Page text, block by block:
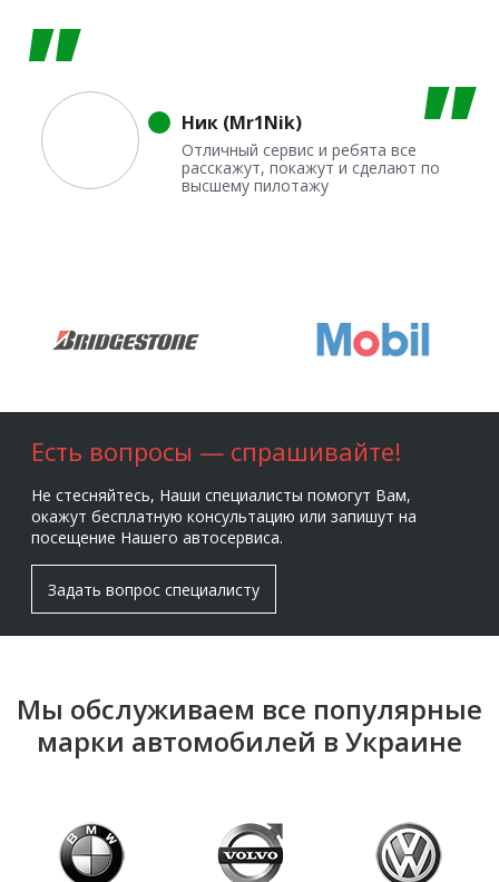
Ник (Mr1Nik)
Отличный сервис и ребята все
расскажут, покажут и сделают по
высшему пилотажу
Есть вопросы — спрашивайте!
Не стесняйтесь, Наши специалисты помогут Вам,
окажут бесплатную консультацию или запишут на
посещение Нашего автосервиса.
Задать вопрос специалисту
Мы обслуживаем все популярные
марки автомобилей в Украине